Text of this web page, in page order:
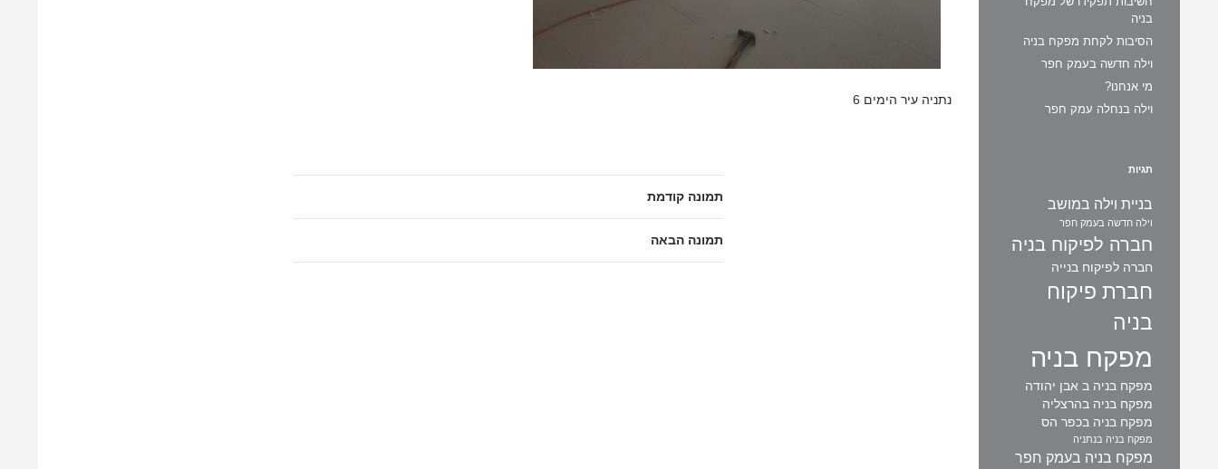
נתניה עיר הימים 6
תמונה קודמת
תמונה הבאה
בניה
הסיבות לקחת מפקח בניה
וילה חדשה בעמק חפר
מי אנחנו?
וילה בנחלה עמק חפר
תגיות
בניית וילה במושב
וילה חדשה בעמק חפר
חברה לפיקוח בניה
חברה לפיקוח בנייה
חברת פיקוח
בניה
מפקח בניה
מפקח בניה ב אבן יהודה
מפקח בניה בהרצליה
מפקח בניה בכפר הס
מפקח בניה בנתניה
מפקח בניה בעמק חפר